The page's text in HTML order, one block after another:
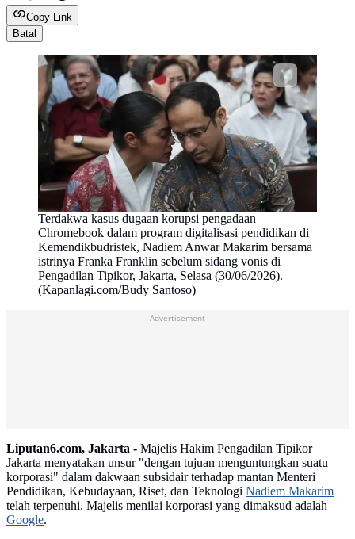
Copy Link
Batal
Terdakwa kasus dugaan korupsi pengadaan
Chromebook dalam program digitalisasi pendidikan di
Kemendikbudristek, Nadiem Anwar Makarim bersama
istrinya Franka Franklin sebelum sidang vonis di
Pengadilan Tipikor, Jakarta, Selasa (30/06/2026).
(Kapanlagi.com/Budy Santoso)
Advertisement
Liputan6.com, Jakarta - Majelis Hakim Pengadilan Tipikor
Jakarta menyatakan unsur "dengan tujuan menguntungkan suatu
korporasi" dalam dakwaan subsidair terhadap mantan Menteri
Pendidikan, Kebudayaan, Riset, dan Teknologi Nadiem Makarim
telah terpenuhi. Majelis menilai korporasi yang dimaksud adalah
Google.